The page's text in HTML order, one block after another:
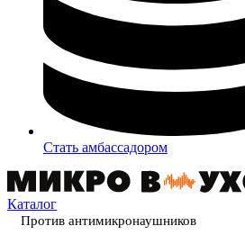
Стать амбассадором
Каталог
Против антимикронаушников